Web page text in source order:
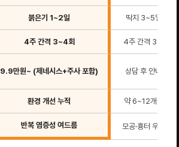
붉은기 1~2일 딱지 3~5일
4주 간격 3~4회 4주 간격 3회
9.9만원~ (제네시스+주사 포함) 상담 후 안내
환경 개선 누적 약 6~12개월
반복 염증성 여드름 모공·흉터 우선